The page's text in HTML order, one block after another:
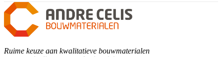
Ruime keuze aan kwalitatieve bouwmaterialen